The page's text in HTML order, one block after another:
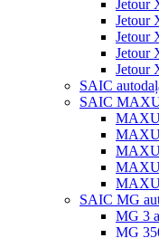
Jetour
Jetour
Jetour
Jetour
Jetour
SAIC
SAIC
SAIC MG
MG 3
MG